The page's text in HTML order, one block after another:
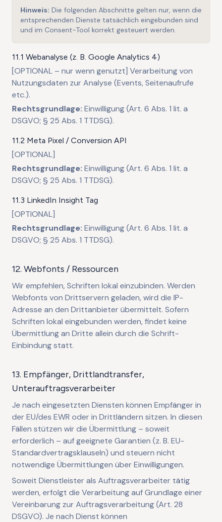
Hinweis: Die folgenden Abschnitte gelten nur, wenn die
entsprechenden Dienste tatsächlich eingebunden sind
und im Consent-Tool korrekt gesteuert werden.
11.1 Webanalyse (z. B. Google Analytics 4)
[OPTIONAL – nur wenn genutzt] Verarbeitung von
Nutzungsdaten zur Analyse (Events, Seitenaufrufe
etc.).
Rechtsgrundlage: Einwilligung (Art. 6 Abs. 1 lit. a
DSGVO; § 25 Abs. 1 TTDSG).
11.2 Meta Pixel / Conversion API
[OPTIONAL]
Rechtsgrundlage: Einwilligung (Art. 6 Abs. 1 lit. a
DSGVO; § 25 Abs. 1 TTDSG).
11.3 LinkedIn Insight Tag
[OPTIONAL]
Rechtsgrundlage: Einwilligung (Art. 6 Abs. 1 lit. a
DSGVO; § 25 Abs. 1 TTDSG).
12. Webfonts / Ressourcen
Wir empfehlen, Schriften lokal einzubinden. Werden
Webfonts von Drittservern geladen, wird die IP-
Adresse an den Drittanbieter übermittelt. Sofern
Schriften lokal eingebunden werden, findet keine
Übermittlung an Dritte allein durch die Schrift-
Einbindung statt.
13. Empfänger, Drittlandtransfer,
Unterauftragsverarbeiter
Je nach eingesetzten Diensten können Empfänger in
der EU/des EWR oder in Drittländern sitzen. In diesen
Fällen stützen wir die Übermittlung – soweit
erforderlich – auf geeignete Garantien (z. B. EU-
Standardvertragsklauseln) und steuern nicht
notwendige Übermittlungen über Einwilligungen.
Soweit Dienstleister als Auftragsverarbeiter tätig
werden, erfolgt die Verarbeitung auf Grundlage einer
Vereinbarung zur Auftragsverarbeitung (Art. 28
DSGVO). Je nach Dienst können